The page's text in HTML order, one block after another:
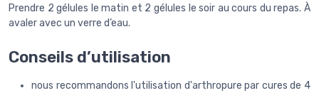
Prendre 2 gélules le matin et 2 gélules le soir au cours du repas. À
avaler avec un verre d’eau.
Conseils d’utilisation
nous recommandons l'utilisation d'arthropure par cures de 4